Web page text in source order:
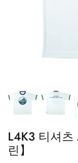
L4K3 티셔
린】